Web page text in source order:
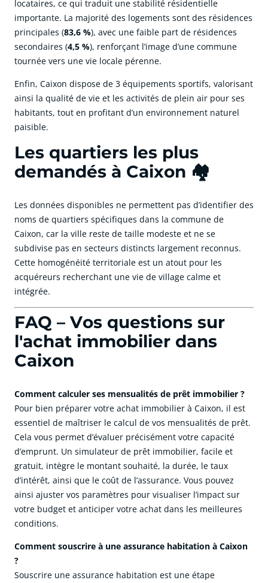
locataires, ce qui traduit une stabilité résidentielle
importante. La majorité des logements sont des résidences
principales (83,6 %), avec une faible part de résidences
secondaires (4,5 %), renforçant l’image d’une commune
tournée vers une vie locale pérenne.
Enfin, Caixon dispose de 3 équipements sportifs, valorisant
ainsi la qualité de vie et les activités de plein air pour ses
habitants, tout en profitant d’un environnement naturel
paisible.
Les quartiers les plus
demandés à Caixon 🏘️
Les données disponibles ne permettent pas d’identifier des
noms de quartiers spécifiques dans la commune de
Caixon, car la ville reste de taille modeste et ne se
subdivise pas en secteurs distincts largement reconnus.
Cette homogénéité territoriale est un atout pour les
acquéreurs recherchant une vie de village calme et
intégrée.
FAQ – Vos questions sur
l'achat immobilier dans
Caixon
Comment calculer ses mensualités de prêt immobilier ?
Pour bien préparer votre achat immobilier à Caixon, il est
essentiel de maîtriser le calcul de vos mensualités de prêt.
Cela vous permet d’évaluer précisément votre capacité
d’emprunt. Un simulateur de prêt immobilier, facile et
gratuit, intègre le montant souhaité, la durée, le taux
d’intérêt, ainsi que le coût de l’assurance. Vous pouvez
ainsi ajuster vos paramètres pour visualiser l’impact sur
votre budget et anticiper votre achat dans les meilleures
conditions.
Comment souscrire à une assurance habitation à Caixon
?
Souscrire une assurance habitation est une étape